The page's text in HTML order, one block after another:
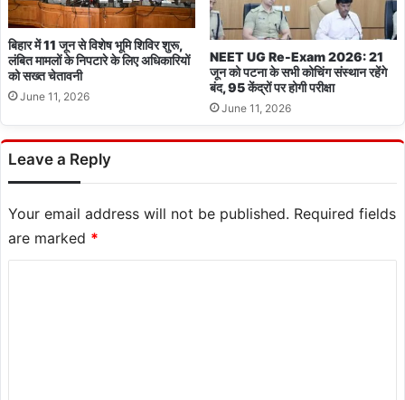
बिहार में 11 जून से विशेष भूमि शिविर शुरू,
लंबित मामलों के निपटारे के लिए अधिकारियों
को सख्त चेतावनी
June 11, 2026
NEET UG Re-Exam 2026: 21
जून को पटना के सभी कोचिंग संस्थान रहेंगे
बंद, 95 केंद्रों पर होगी परीक्षा
June 11, 2026
Leave a Reply
Your email address will not be published. Required fields
are marked *